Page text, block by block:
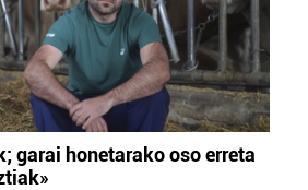
garai honetarako oso erreta